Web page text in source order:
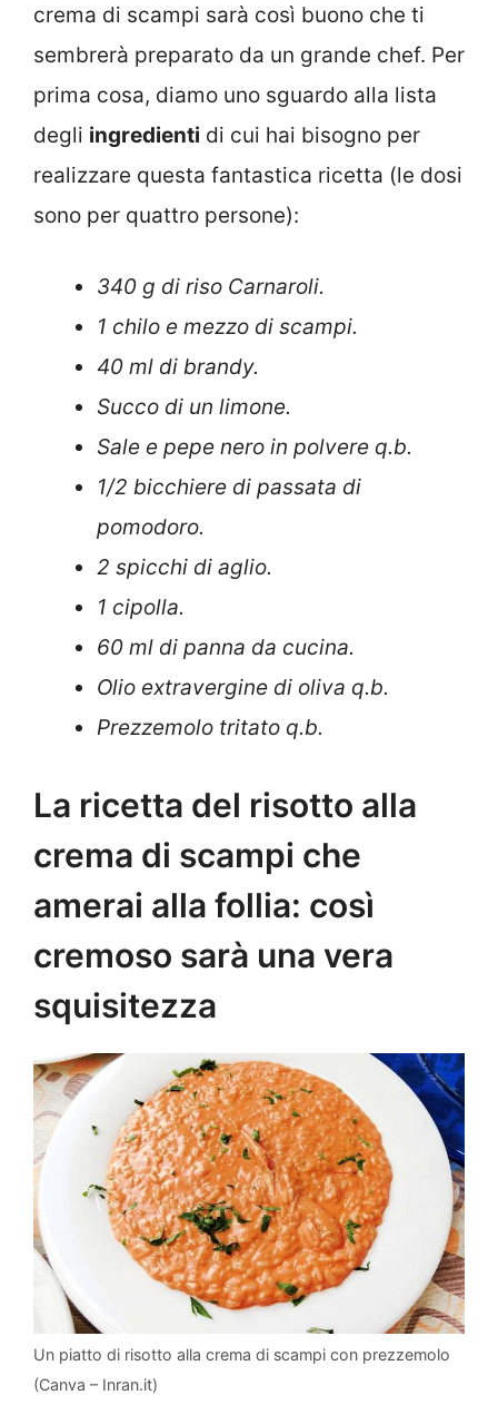
crema di scampi sarà così buono che ti
sembrerà preparato da un grande chef. Per
prima cosa, diamo uno sguardo alla lista
degli ingredienti di cui hai bisogno per
realizzare questa fantastica ricetta (le dosi
sono per quattro persone):
340 g di riso Carnaroli.
1 chilo e mezzo di scampi.
40 ml di brandy.
Succo di un limone.
Sale e pepe nero in polvere q.b.
1/2 bicchiere di passata di
pomodoro.
2 spicchi di aglio.
1 cipolla.
60 ml di panna da cucina.
Olio extravergine di oliva q.b.
Prezzemolo tritato q.b.
La ricetta del risotto alla
crema di scampi che
amerai alla follia: così
cremoso sarà una vera
squisitezza
Un piatto di risotto alla crema di scampi con prezzemolo
(Canva – Inran.it)